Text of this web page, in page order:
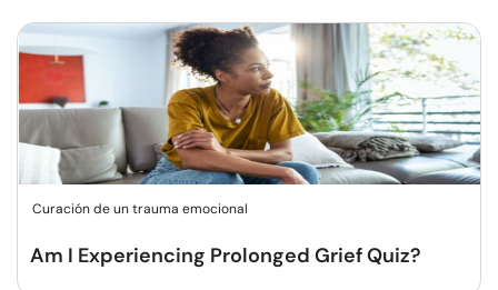
Curación de un trauma emocional
Am I Experiencing Prolonged Grief Quiz?